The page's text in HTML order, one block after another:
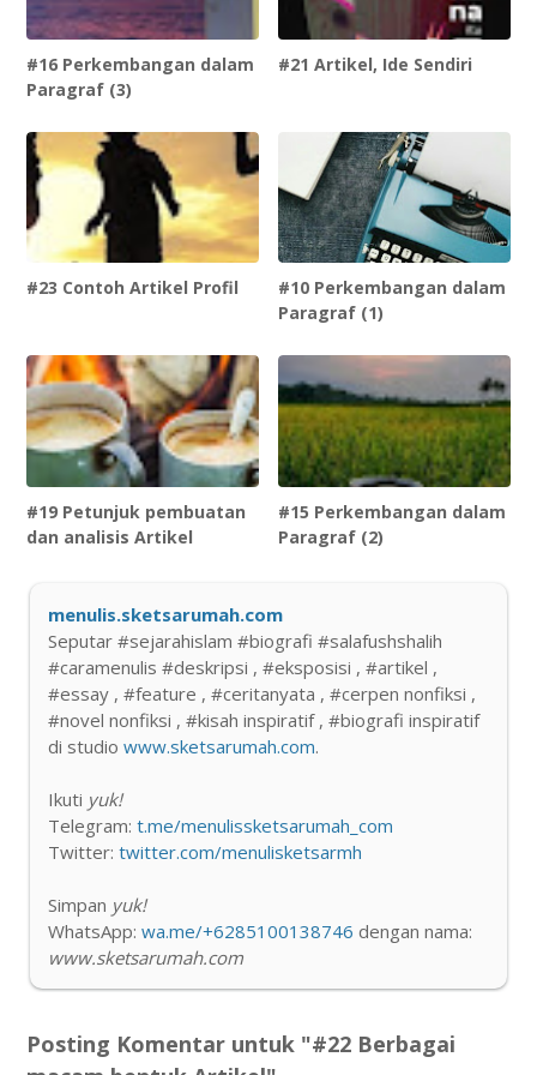
#16 Perkembangan dalam
Paragraf (3)
#21 Artikel, Ide Sendiri
#23 Contoh Artikel Profil
#10 Perkembangan dalam
Paragraf (1)
#19 Petunjuk pembuatan
dan analisis Artikel
#15 Perkembangan dalam
Paragraf (2)
menulis.sketsarumah.com
Seputar #sejarahislam #biografi #salafushshalih
#caramenulis #deskripsi , #eksposisi , #artikel ,
#essay , #feature , #ceritanyata , #cerpen nonfiksi ,
#novel nonfiksi , #kisah inspiratif , #biografi inspiratif
di studio www.sketsarumah.com.
Ikuti yuk!
Telegram: t.me/menulissketsarumah_com
Twitter: twitter.com/menulisketsarmh
Simpan yuk!
WhatsApp: wa.me/+6285100138746 dengan nama:
www.sketsarumah.com
Posting Komentar untuk "#22 Berbagai